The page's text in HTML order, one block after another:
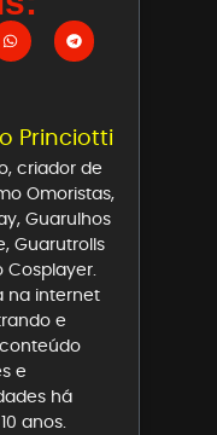
Princiotti
criador de
Omoristas,
Guarulhos
Guarutrolls
Cosplayer.
na internet
e
e
há
anos.